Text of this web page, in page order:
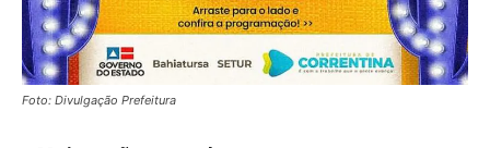
Foto: Divulgação Prefeitura